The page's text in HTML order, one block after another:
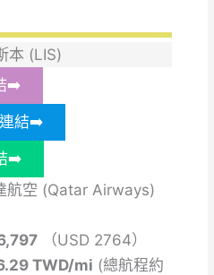
本 (LIS)
➡️
結➡️
➡️
航空 (Qatar Airways)
（USD 2764）
TWD/mi (總航程約